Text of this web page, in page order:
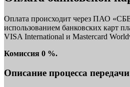
Оплата происходит через ПАО
использованием банковских карт
VISA International и Mastercard
Комиссия 0 %.
Описание процесса